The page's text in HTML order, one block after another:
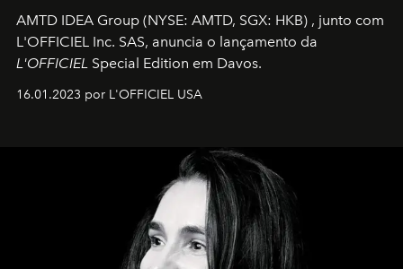
AMTD IDEA Group (NYSE: AMTD, SGX: HKB) , junto com
L'OFFICIEL Inc. SAS, anuncia o lançamento da
L'OFFICIEL Special Edition em Davos.
16.01.2023 por L'OFFICIEL USA